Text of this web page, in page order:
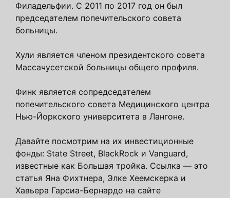
Филадельфии. С 2011 по 2017 год он был
председателем попечительского совета
больницы.
Хули является членом президентского совета
Массачусетской больницы общего профиля.
Финк является сопредседателем
попечительского совета Медицинского центра
Нью-Йоркского университета в Лангоне.
Давайте посмотрим на их инвестиционные
фонды: State Street, BlackRock и Vanguard,
известные как Большая тройка. Ссылка — это
статья Яна Фихтнера, Элке Хеемскерка и
Хавьера Гарсиа-Бернардо на сайте